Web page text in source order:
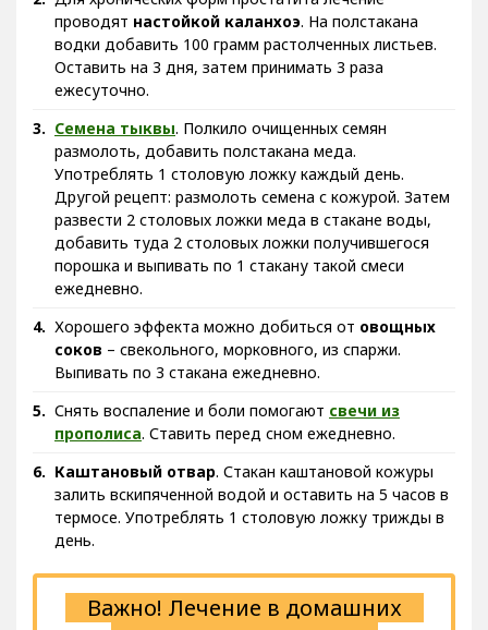
проводят настойкой каланхоэ. На полстакана
водки добавить 100 грамм растолченных листьев.
Оставить на 3 дня, затем принимать 3 раза
ежесуточно.
Семена тыквы. Полкило очищенных семян
размолоть, добавить полстакана меда.
Употреблять 1 столовую ложку каждый день.
Другой рецепт: размолоть семена с кожурой. Затем
развести 2 столовых ложки меда в стакане воды,
добавить туда 2 столовых ложки получившегося
порошка и выпивать по 1 стакану такой смеси
ежедневно.
Хорошего эффекта можно добиться от овощных
соков – свекольного, морковного, из спаржи.
Выпивать по 3 стакана ежедневно.
Снять воспаление и боли помогают свечи из
прополиса. Ставить перед сном ежедневно.
Каштановый отвар. Стакан каштановой кожуры
залить вскипяченной водой и оставить на 5 часов в
термосе. Употреблять 1 столовую ложку трижды в
день.
Важно! Лечение в домашних